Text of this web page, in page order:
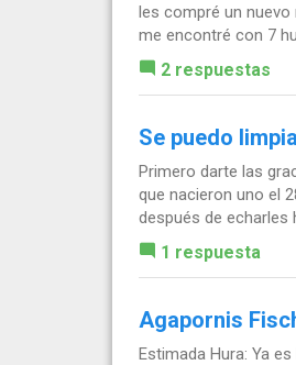
les compré un nuevo
me encontré con 7
2 respuestas
Se puedo
Primero darte las
que nacieron uno el
después de echarles
1 respuesta
Agapornis
Estimada Hura: Ya